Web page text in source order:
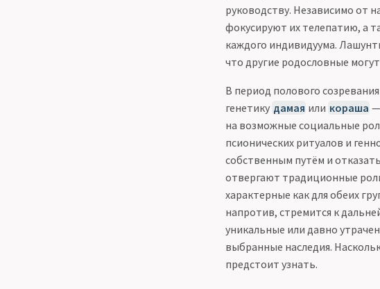
руководству. Независимо от
фокусируют их телепатию, а
каждого индивидуума.
что другие родословные
В период полового
генетику дамая или кораша —
на возможные социальные
псионических ритуалов и
собственным путём и
отвергают традиционные
характерные как для обеих
напротив, стремится к
уникальные или давно
выбранные наследия.
предстоит узнать.